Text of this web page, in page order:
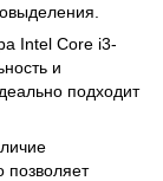
Intel Core i3-
и
подходит
позволяет